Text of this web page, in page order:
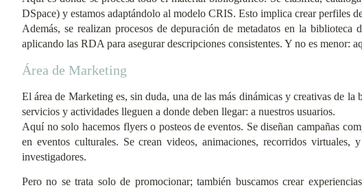
DSpace) y estamos adaptándolo al modelo CRIS. Esto implica crear perfiles
Además, se realizan procesos de depuración de metadatos en la
aplicando las RDA para asegurar descripciones consistentes. Y no es menor:
Área de Marketing
El área de Marketing es, sin duda, una de las más dinámicas y creativas de
servicios y actividades lleguen a donde deben llegar: a nuestros usuarios.
Aquí no solo hacemos flyers o posteos de eventos. Se diseñan campañas
en eventos culturales. Se crean videos, animaciones, recorridos virtuales,
investigadores.
Pero no se trata solo de promocionar; también buscamos crear